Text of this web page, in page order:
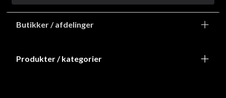
Butikker / afdelinger
Produkter / kategorier